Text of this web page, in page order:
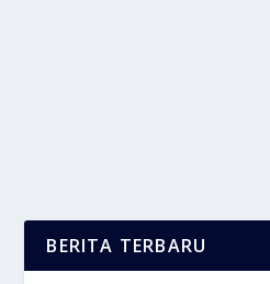
BERITA TERBARU